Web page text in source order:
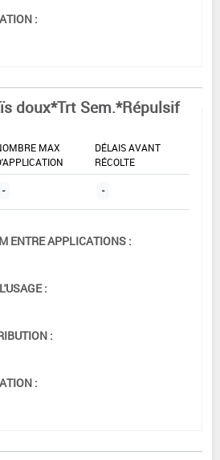
:
doux*Trt Sem.*Répulsif
MAX
DÉLAIS AVANT
RÉCOLTE
- -
ENTRE APPLICATIONS :
:
:
: